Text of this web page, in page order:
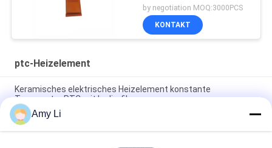
by negotiation MOQ:3000PCS
KONTAKT
ptc-Heizelement
Keramisches elektrisches Heizelement konstante
Temperatur PTC mit Isolierfilm
Wachsen Sie PTC-Heizelement 1 - keramisches 5000ohms
Heizelement mit Isolierungs-Film ein
Amy Li